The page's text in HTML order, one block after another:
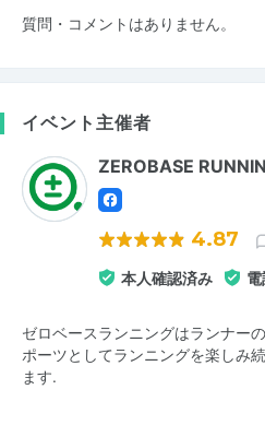
質問・コメントはありません。
イベント主催者
ZEROBASE
4.87
本人確認済み
ゼロベースランニングはランナー
ポーツとしてランニングを楽しみ
ます.